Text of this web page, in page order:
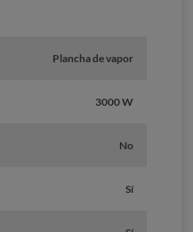
Plancha de vapor
3000 W
No
Sí